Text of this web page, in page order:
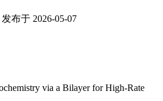
布于 2026-05-07
via a Bilayer for High‐Rate